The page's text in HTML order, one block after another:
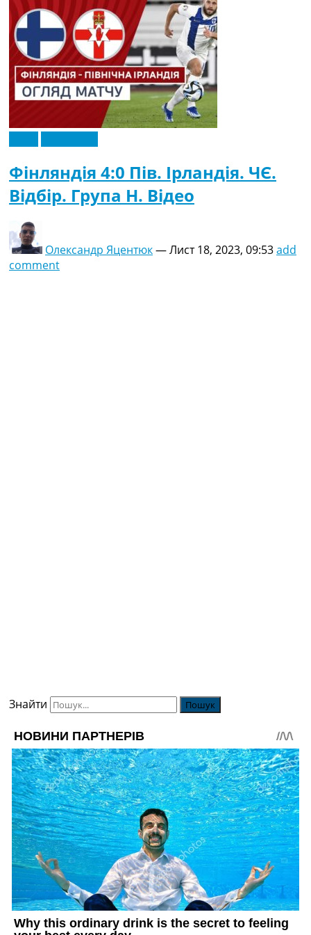
Фінляндія 4:0 Пів. Ірландія. ЧЄ.
Відбір. Група H. Відео
Олександр Яцентюк—Лист 18, 2023, 09:53add
comment
Знайти